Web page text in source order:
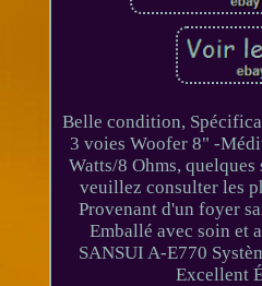
Belle condition,
3 voies Woofer 8" -
Watts/8 Ohms,
veuillez consulter les
Provenant d'un foyer
Emballé avec soin et
SANSUI A-E770
Excellent